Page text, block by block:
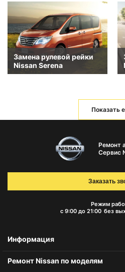
Замена рулевой рейки
Nissan Serena
Показать
Ремонт
Сервис
Режим
с 9:00 до 21:00 без
Заказать
Информация
Ремонт Nissan по моделям